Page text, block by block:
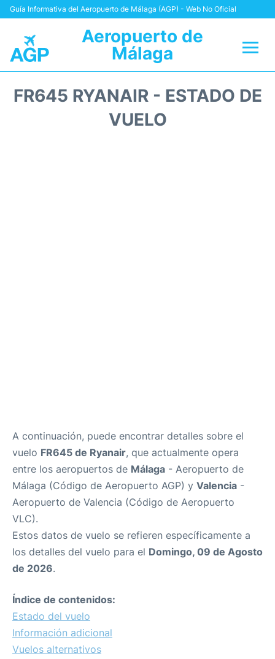
Guía Informativa del Aeropuerto de Málaga (AGP) - Web No Oficial
Aeropuerto de
Málaga
FR645 RYANAIR - ESTADO DE
VUELO
A continuación, puede encontrar detalles sobre el
vuelo FR645 de Ryanair, que actualmente opera
entre los aeropuertos de Málaga - Aeropuerto de
Málaga (Código de Aeropuerto AGP) y Valencia -
Aeropuerto de Valencia (Código de Aeropuerto
VLC).
Estos datos de vuelo se refieren específicamente a
los detalles del vuelo para el Domingo, 09 de Agosto
de 2026.
Índice de contenidos:
Estado del vuelo
Información adicional
Vuelos alternativos